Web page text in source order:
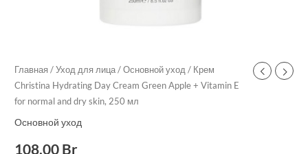
Главная /Уход для лица /Основной уход / Крем
Christina Hydrating Day Cream Green Apple + Vitamin E
for normal and dry skin, 250 мл
Основной уход
108,00 Br